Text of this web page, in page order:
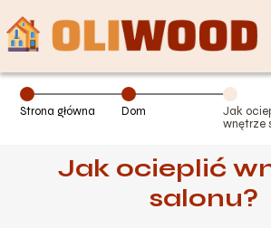
Strona główna Dom
Jak
wnętrze
Jak ocieplić
salonu?